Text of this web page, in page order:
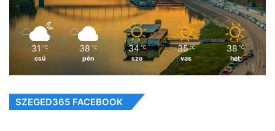
31 ℃
csü
38 ℃
pén
34 ℃
szo
35 ℃
vas
38 ℃
hét
SZEGED365 FACEBOOK